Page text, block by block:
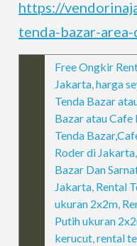
https://
tenda-bazar-
Free Ongkir
Jakarta,harga
Tenda Bazar
Bazar atau
Tenda
Roder di Jakarta,
Bazar Dan
Jakarta, Rental
ukuran 2x2m,
Putih ukuran
kerucut,rental